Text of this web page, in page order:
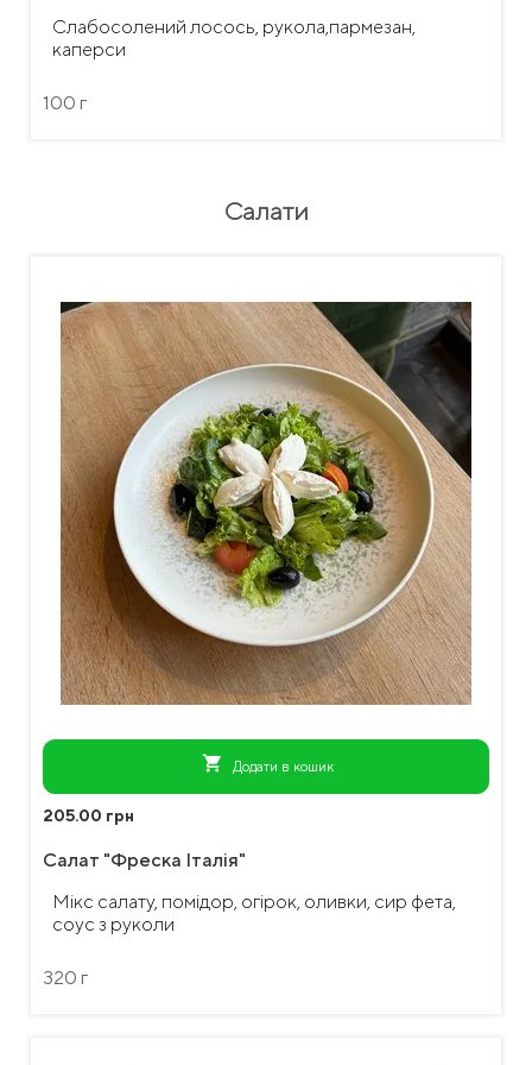
Слабосолений лосось, рукола,пармезан,
каперси
100 г
Салати
shopping_cart Додати в кошик
205.00 грн
Салат "Фреска Італія"
Мікс салату, помідор, огірок, оливки, сир фета,
соус з руколи
320 г